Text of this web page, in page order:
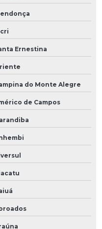
Ernestina
do Monte Alegre
de Campos